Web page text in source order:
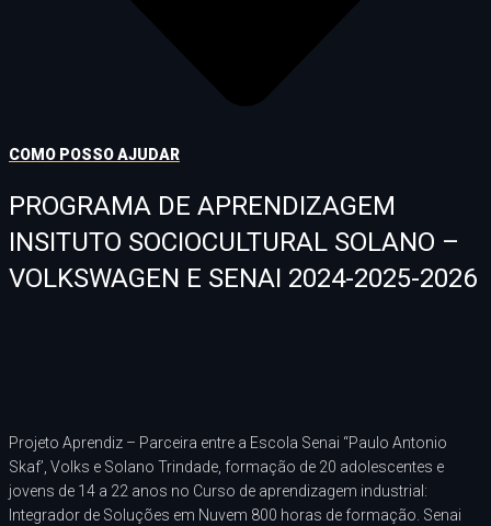
COMO POSSO AJUDAR
PROGRAMA DE APRENDIZAGEM
INSITUTO SOCIOCULTURAL SOLANO –
VOLKSWAGEN E SENAI 2024-2025-2026
Projeto Aprendiz – Parceira entre a Escola Senai “Paulo Antonio
Skaf’, Volks e Solano Trindade, formação de 20 adolescentes e
jovens de 14 a 22 anos no Curso de aprendizagem industrial:
Integrador de Soluções em Nuvem 800 horas de formação. Senai